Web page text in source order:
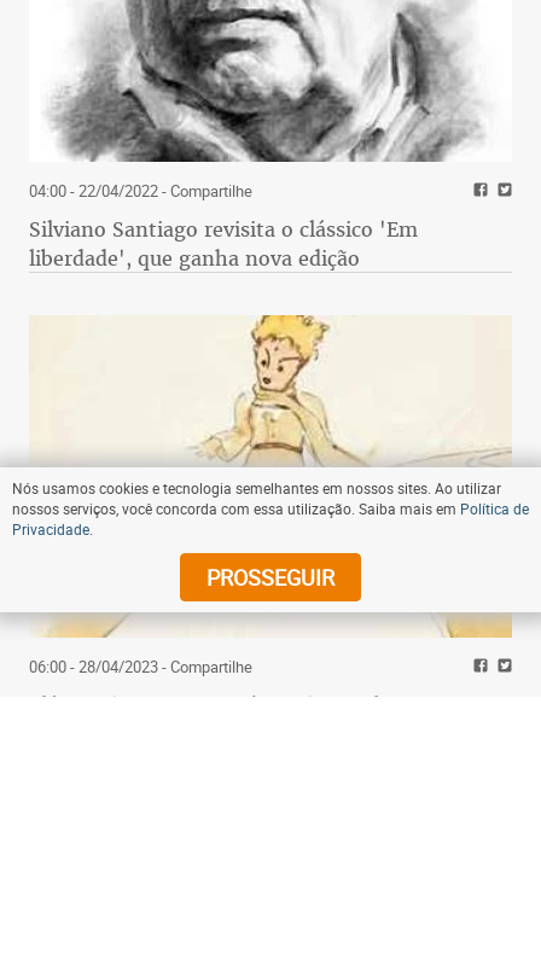
04:00 - 22/04/2022- Compartilhe
Silviano Santiago revisita o clássico 'Em
liberdade', que ganha nova edição
06:00 - 28/04/2023- Compartilhe
Clássico 'O pequeno príncipe' completa 80 anos
Nós usamos cookies e tecnologia semelhantes em nossos sites. Ao utilizar
nossos serviços, você concorda com essa utilização. Saiba mais em Política de
Privacidade
PROSSEGUIR